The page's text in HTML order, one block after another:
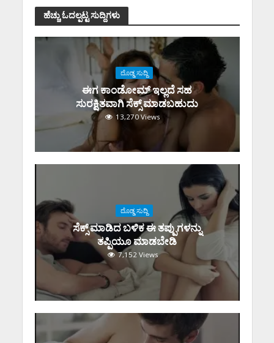
ಹೆಚ್ಚು ಓದಲ್ಪಟ್ಟ ಸುದ್ದಿಗಳು
ದೊಡ್ಡ ಸುದ್ದಿ
ಈಗ ಕಾಂಡೋಮ್‌ ಇಲ್ಲದೆ ಸಹ
ಸುರಕ್ಷಿತವಾಗಿ ಸೆಕ್ಸ್‌ ಮಾಡಬಹುದು
13,270 Views
ದೊಡ್ಡ ಸುದ್ದಿ
ಸೆಕ್ಸ್‌ ಮಾಡಿದ ಬಳಿಕ ಈ ತಪ್ಪುಗಳನ್ನು
ತಪ್ಪಿಯೂ ಮಾಡಬೇಡಿ
7,152 Views